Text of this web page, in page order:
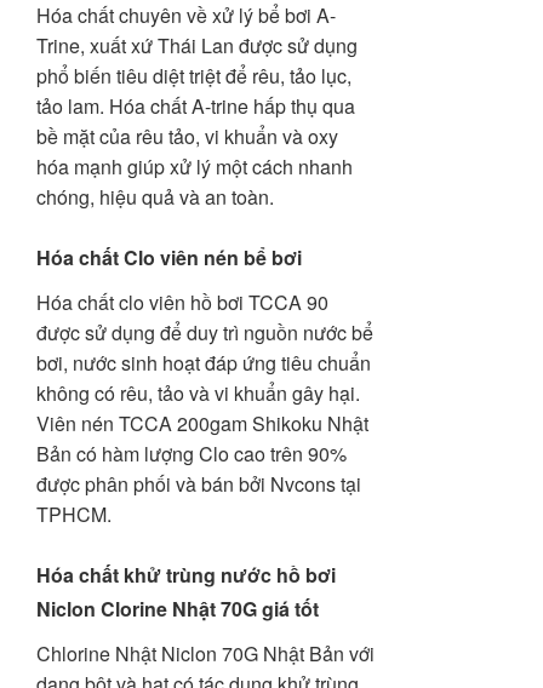
Hóa chất chuyên về xử lý bể bơi A-
Trine, xuất xứ Thái Lan được sử dụng
phổ biến tiêu diệt triệt để rêu, tảo lục,
tảo lam. Hóa chất A-trine hấp thụ qua
bề mặt của rêu tảo, vi khuẩn và oxy
hóa mạnh giúp xử lý một cách nhanh
chóng, hiệu quả và an toàn.
Hóa chất Clo viên nén bể bơi
Hóa chất clo viên hồ bơi TCCA 90
được sử dụng để duy trì nguồn nước bể
bơi, nước sinh hoạt đáp ứng tiêu chuẩn
không có rêu, tảo và vi khuẩn gây hại.
Viên nén TCCA 200gam Shikoku Nhật
Bản có hàm lượng Clo cao trên 90%
được phân phối và bán bởi Nvcons tại
TPHCM.
Hóa chất khử trùng nước hồ bơi
Niclon Clorine Nhật 70G giá tốt
Chlorine Nhật Niclon 70G Nhật Bản với